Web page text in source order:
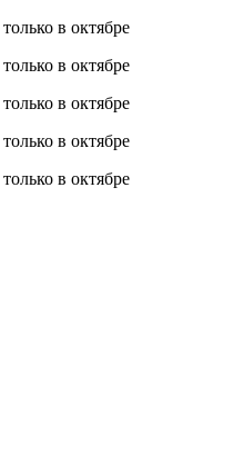
только в октябре
только в октябре
только в октябре
только в октябре
только в октябре